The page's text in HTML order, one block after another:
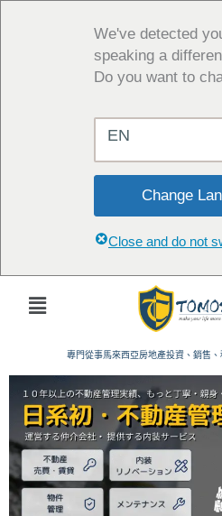
We've detected
speaking a
Do you want to
EN
Change
Close and do not
主
專門從事馬來西亞房地產投資、銷售